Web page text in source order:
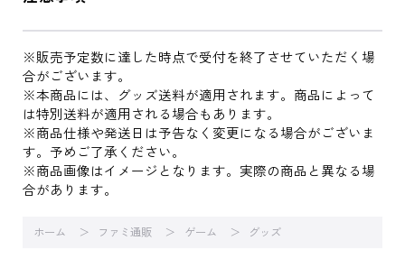
※販売予定数に達した時点で受付を終了させていただく場
合がございます。
※本商品には、グッズ送料が適用されます。商品によって
は特別送料が適用される場合もあります。
※商品仕様や発送日は予告なく変更になる場合がございま
す。予めご了承ください。
※商品画像はイメージとなります。実際の商品と異なる場
合があります。
ホーム ファミ通販 ゲーム グッズ